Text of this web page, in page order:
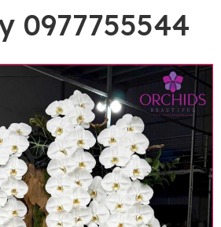
0977755544